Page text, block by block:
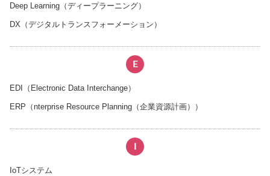
Deep Learning（ディープラーニング）
DX（デジタルトランスフォーメーション）
E
EDI（Electronic Data Interchange）
ERP（nterprise Resource Planning（企業資源計画））
IoTシステム